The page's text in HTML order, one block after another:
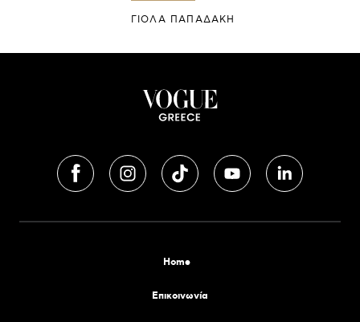
ΓΙΌΛΑ ΠΑΠΑΔΆΚΗ
Home
Επικοινωνία